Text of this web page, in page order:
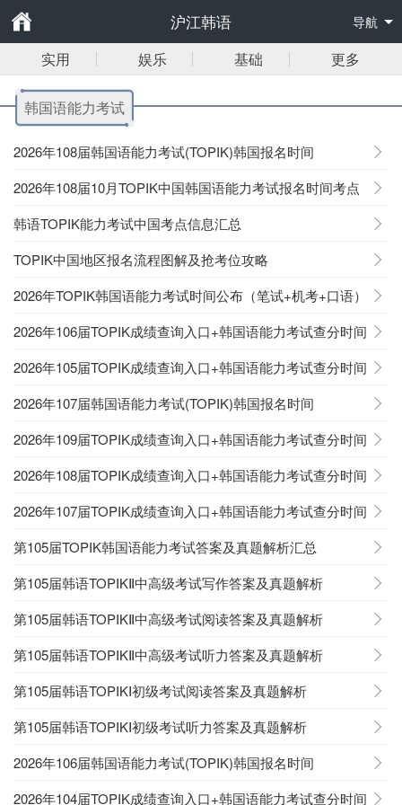
沪江韩语 导航
实用 娱乐 基础 更多
韩国语能力考试
2026年108届韩国语能力考试(TOPIK)韩国报名时间
2026年108届10月TOPIK中国韩国语能力考试报名时间考点
韩语TOPIK能力考试中国考点信息汇总
TOPIK中国地区报名流程图解及抢考位攻略
2026年TOPIK韩国语能力考试时间公布（笔试+机考+口语）
2026年106届TOPIK成绩查询入口+韩国语能力考试查分时间
2026年105届TOPIK成绩查询入口+韩国语能力考试查分时间
2026年107届韩国语能力考试(TOPIK)韩国报名时间
2026年109届TOPIK成绩查询入口+韩国语能力考试查分时间
2026年108届TOPIK成绩查询入口+韩国语能力考试查分时间
2026年107届TOPIK成绩查询入口+韩国语能力考试查分时间
第105届TOPIK韩国语能力考试答案及真题解析汇总
第105届韩语TOPIKⅡ中高级考试写作答案及真题解析
第105届韩语TOPIKⅡ中高级考试阅读答案及真题解析
第105届韩语TOPIKⅡ中高级考试听力答案及真题解析
第105届韩语TOPIKⅠ初级考试阅读答案及真题解析
第105届韩语TOPIKⅠ初级考试听力答案及真题解析
2026年106届韩国语能力考试(TOPIK)韩国报名时间
2026年104届TOPIK成绩查询入口+韩国语能力考试查分时间